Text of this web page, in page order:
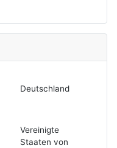
Deutschland
Vereinigte
Staaten von